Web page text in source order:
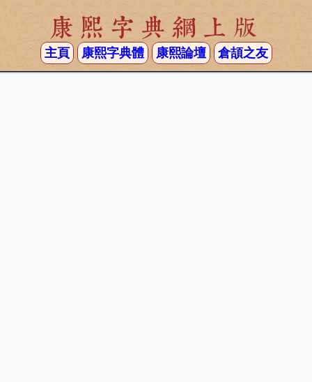
康熙字典網上版
主頁 康熙字典體 康熙論壇 倉頡之友